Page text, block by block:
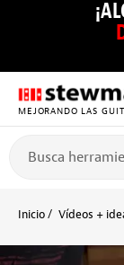
MEJORANDO LAS
Inicio Vídeos +